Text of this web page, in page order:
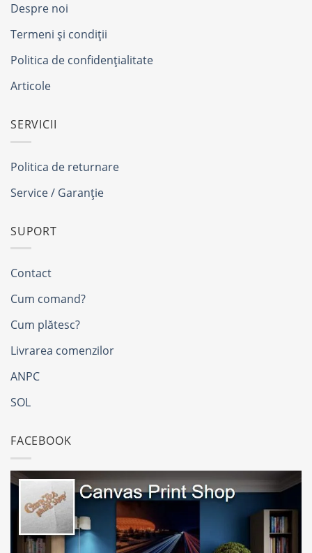
Despre noi
Termeni și condiții
Politica de confidențialitate
Articole
SERVICII
Politica de returnare
Service / Garanție
SUPORT
Contact
Cum comand?
Cum plătesc?
Livrarea comenzilor
ANPC
SOL
FACEBOOK